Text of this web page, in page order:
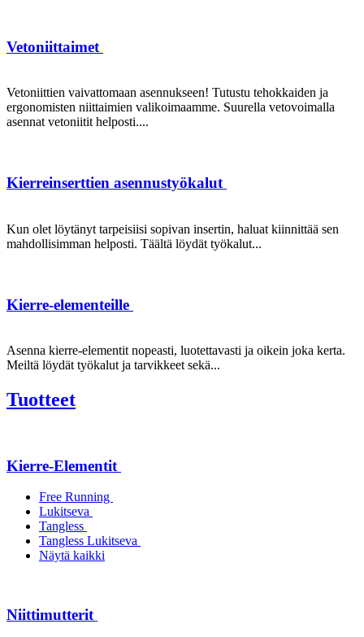
Vetoniittaimet
Vetoniittien vaivattomaan asennukseen! Tutustu tehokkaiden ja
ergonomisten niittaimien valikoimaamme. Suurella vetovoimalla
asennat vetoniitit helposti....
Kierreinserttien asennustyökalut
Kun olet löytänyt tarpeisiisi sopivan insertin, haluat kiinnittää sen
mahdollisimman helposti. Täältä löydät työkalut...
Kierre-elementeille
Asenna kierre-elementit nopeasti, luotettavasti ja oikein joka kerta.
Meiltä löydät työkalut ja tarvikkeet sekä...
Tuotteet
Kierre-Elementit
Free Running
Lukitseva
Tangless
Tangless Lukitseva
Näytä kaikki
Niittimutterit